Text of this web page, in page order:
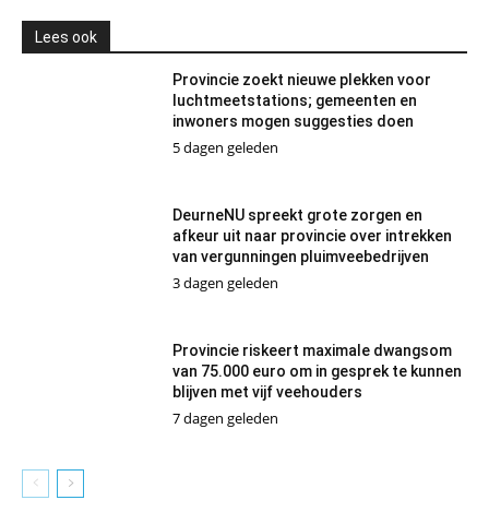
Lees ook
Provincie zoekt nieuwe plekken voor
luchtmeetstations; gemeenten en
inwoners mogen suggesties doen
5 dagen geleden
DeurneNU spreekt grote zorgen en
afkeur uit naar provincie over intrekken
van vergunningen pluimveebedrijven
3 dagen geleden
Provincie riskeert maximale dwangsom
van 75.000 euro om in gesprek te kunnen
blijven met vijf veehouders
7 dagen geleden